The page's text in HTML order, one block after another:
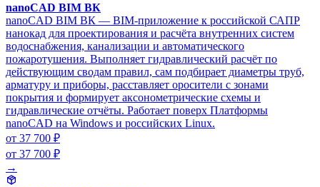
nanoCAD BIM ВК
nanoCAD BIM ВК — BIM-приложение к российской САПР
нанокад для проектирования и расчёта внутренних систем
водоснабжения, канализации и автоматического
пожаротушения. Выполняет гидравлический расчёт по
действующим сводам правил, сам подбирает диаметры труб,
арматуру и приборы, расставляет оросители с зонами
покрытия и формирует аксонометрические схемы и
гидравлические отчёты. Работает поверх Платформы
nanoCAD на Windows и российских Linux.
от 37 700 ₽
от 37 700 ₽
→